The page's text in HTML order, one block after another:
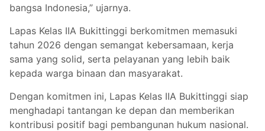
bangsa Indonesia,” ujarnya.
Lapas Kelas IIA Bukittinggi berkomitmen memasuki
tahun 2026 dengan semangat kebersamaan, kerja
sama yang solid, serta pelayanan yang lebih baik
kepada warga binaan dan masyarakat.
Dengan komitmen ini, Lapas Kelas IIA Bukittinggi siap
menghadapi tantangan ke depan dan memberikan
kontribusi positif bagi pembangunan hukum nasional.